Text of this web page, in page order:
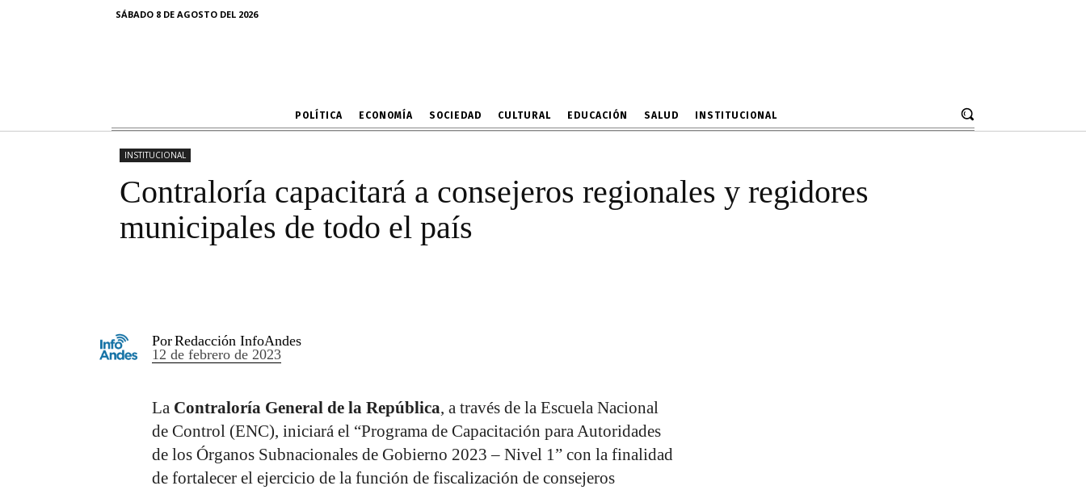
SÁBADO 8 DE AGOSTO DEL 2026
POLÍTICA ECONOMÍA SOCIEDAD CULTURAL EDUCACIÓN SALUD INSTITUCIONAL
Contraloría capacitará a consejeros regionales y
INSTITUCIONAL
Contraloría capacitará a consejeros regionales y regidores
municipales de todo el país
PorRedacción InfoAndes
12 de febrero de 2023
La Contraloría General de la República, a través de la Escuela Nacional
de Control (ENC), iniciará el “Programa de Capacitación para Autoridades
de los Órganos Subnacionales de Gobierno 2023 – Nivel 1” con la finalidad
de fortalecer el ejercicio de la función de fiscalización de consejeros